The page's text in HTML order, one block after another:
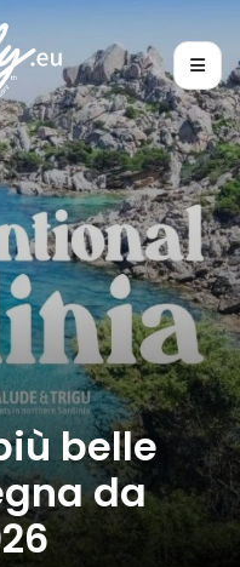
belle
da